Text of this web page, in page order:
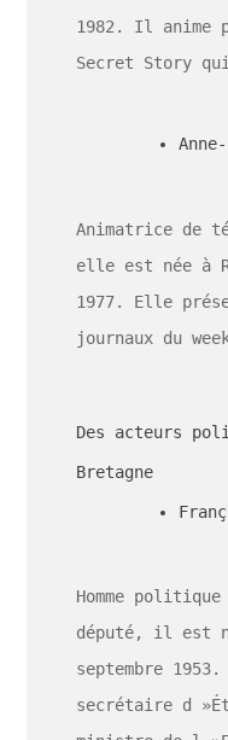
1982. Il anime
Secret Story
Animatrice de
elle est née à
1977. Elle
journaux du
Des acteurs
Bretagne
Homme
député, il est
septembre
secrétaire d